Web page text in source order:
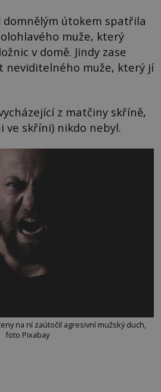
útokem spatřila
muže, který
v domě. Jindy zase
neviditelného muže, který jí
z matčiny skříně,
ve skříni) nikdo nebyl.
na ní zaútočil agresivní mužský duch,
foto Pixabay